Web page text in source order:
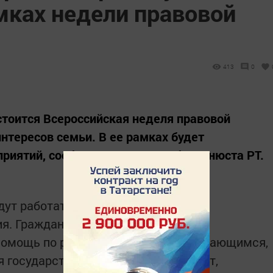
недели правовой
413 0
Всероссийская неделя правовой
семьи. В ее рамках будет
сообщает пресс-служба Минюста РТ.
работать пункты бесплатного
Граждане смогут получить
по различным вопросам, касающимся,
поддержки и льгот,